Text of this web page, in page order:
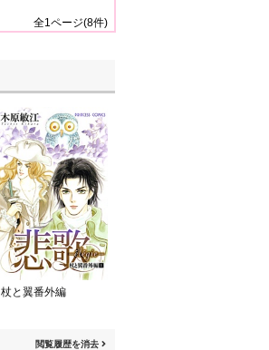
全1ページ(8件)
杖と翼番外編
閲覧履歴を消去